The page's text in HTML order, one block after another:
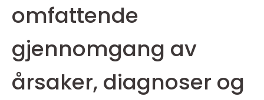
omfattende
gjennomgang av
årsaker, diagnoser og